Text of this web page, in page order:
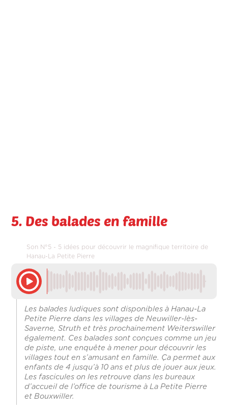
5. Des balades en famille
Son N°5 - 5 idées pour découvrir le magnifique territoire de
Hanau-La Petite Pierre
Les balades ludiques sont disponibles à Hanau-La
Petite Pierre dans les villages de Neuwiller-lès-
Saverne, Struth et très prochainement Weiterswiller
également. Ces balades sont conçues comme un jeu
de piste, une enquête à mener pour découvrir les
villages tout en s’amusant en famille. Ça permet aux
enfants de 4 jusqu’à 10 ans et plus de jouer aux jeux.
Les fascicules on les retrouve dans les bureaux
d’accueil de l’office de tourisme à La Petite Pierre
et Bouxwiller.